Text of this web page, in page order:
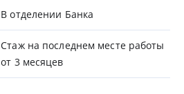
В отделении Банка
Стаж на последнем месте работы
от 3 месяцев